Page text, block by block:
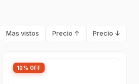
Mas vistos Precio ↑ Precio ↓
10% OFF